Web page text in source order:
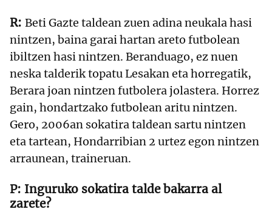
Beti Gazte taldean zuen adina neukala hasi
nintzen, baina garai hartan areto futbolean
ibiltzen hasi nintzen. Beranduago, ez nuen
neska talderik topatu Lesakan eta horregatik,
Berara joan nintzen futbolera jolastera. Horrez
gain, hondartzako futbolean aritu nintzen.
Gero, 2006an sokatira taldean sartu nintzen
eta tartean, Hondarribian 2 urtez egon nintzen
arraunean, traineruan.
Inguruko sokatira talde bakarra al
zarete?